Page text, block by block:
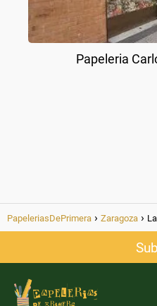
Papeleria
PapeleriasDePrimera Zaragoza